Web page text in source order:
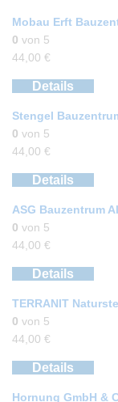
Mobau Erft
0 von 5
44,00 €
Details
Stengel
0 von 5
44,00 €
Details
ASG Bauzentrum
0 von 5
44,00 €
Details
TERRANIT
0 von 5
44,00 €
Details
Hornung GmbH &